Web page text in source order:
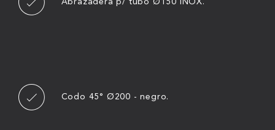
Abrazadera p/ tubo Ø150 INOX.
Codo 45° Ø200 - negro.